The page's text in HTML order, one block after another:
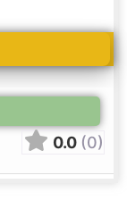
0.0 (0)